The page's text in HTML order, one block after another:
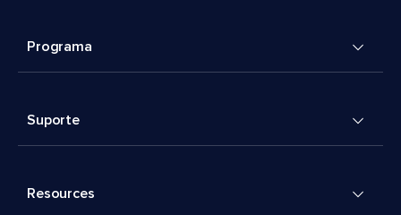
Programa
Suporte
Resources